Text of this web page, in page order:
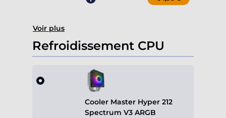
Voir plus
Refroidissement CPU
Cooler Master Hyper 212
Spectrum V3 ARGB